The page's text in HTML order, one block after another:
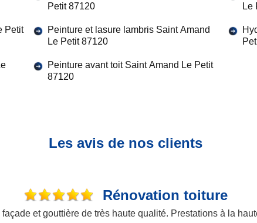
Petit
Petit 87120
Peinture et lasure lambris Saint Amand
Le Petit 87120
Peinture avant toit Saint Amand Le Petit
87120
Le
Les avis de nos clients
Rénovation toiture
et gouttière de très haute qualité. Prestations à la